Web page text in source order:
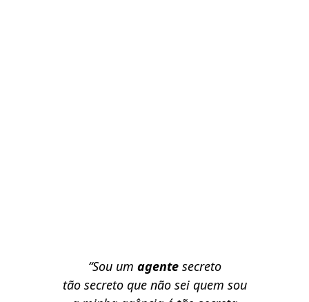
“Sou um agente secreto
tão secreto que não sei quem sou